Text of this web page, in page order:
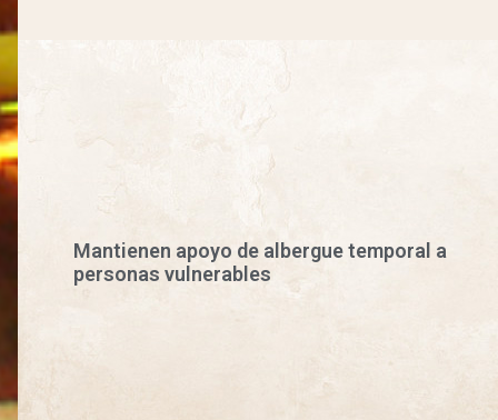
Mantienen apoyo de albergue temporal a
personas vulnerables